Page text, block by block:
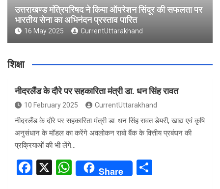
उत्तराखण्ड मंत्रिपरिषद ने किया ऑपरेशन सिंदूर की सफलता पर
भारतीय सेना का अभिनंदन प्रस्ताव पारित
16 May 2025 CurrentUttarakhand
शिक्षा
नीदरलैंड के दौरे पर सहकारिता मंत्री डा. धन सिंह रावत
10 February 2025 CurrentUttarakhand
नीदरलैंड के दौरे पर सहकारिता मंत्री डा. धन सिंह रावत डेयरी, खाद्य एवं कृषि
अनुसंधान के मॉडल का करेंगे अवलोकन राबो बैंक के वित्तीय प्रबंधन की
प्रक्रियाओं की भी लेंगे…
F
X
W
Share